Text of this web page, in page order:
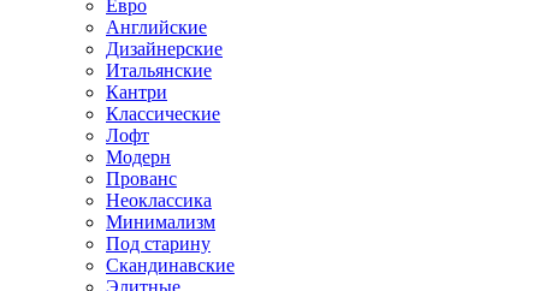
Евро
Английские
Дизайнерские
Итальянские
Кантри
Классические
Лофт
Модерн
Прованс
Неоклассика
Минимализм
Под старину
Скандинавские
Элитные